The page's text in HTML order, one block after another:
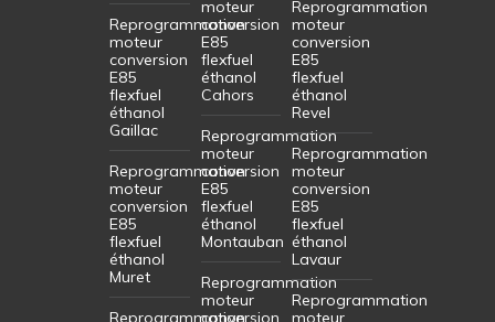
Reprogrammation
moteur
conversion
E85
flexfuel
éthanol
Gaillac
Reprogrammation
moteur
conversion
E85
flexfuel
éthanol
Muret
Reprogrammation
moteur
conversion
E85
flexfuel
éthanol
Cahors
Reprogrammation
moteur
conversion
E85
flexfuel
éthanol
Montauban
Reprogrammation
moteur
conversion
Reprogrammation
moteur
conversion
E85
flexfuel
éthanol
Revel
Reprogrammation
moteur
conversion
E85
flexfuel
éthanol
Lavaur
Reprogrammation
moteur